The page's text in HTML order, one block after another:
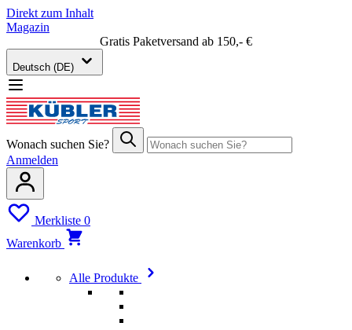
Direkt zum Inhalt
Magazin
Gratis Paketversand ab 150,- €
Deutsch (DE)
Wonach suchen Sie?
Anmelden
Merkliste 0
Warenkorb
Alle Produkte